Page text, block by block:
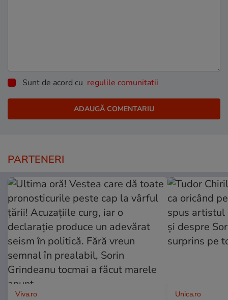
Sunt de acord cu regulile comunitatii
PARTENERI
Viva.ro Unica.ro